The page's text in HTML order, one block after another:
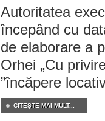
Autoritatea
începând cu
de elaborare a
Orhei „Cu
”încăpere
CITEŞTE MAI MULT...